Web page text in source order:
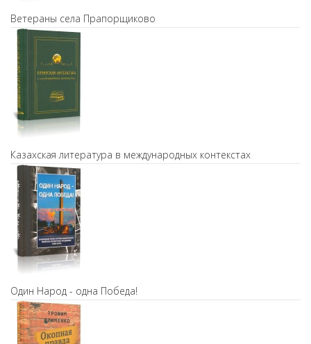
Ветераны села Прапорщиково
Казахская литература в международных контекстах
Один Народ - одна Победа!